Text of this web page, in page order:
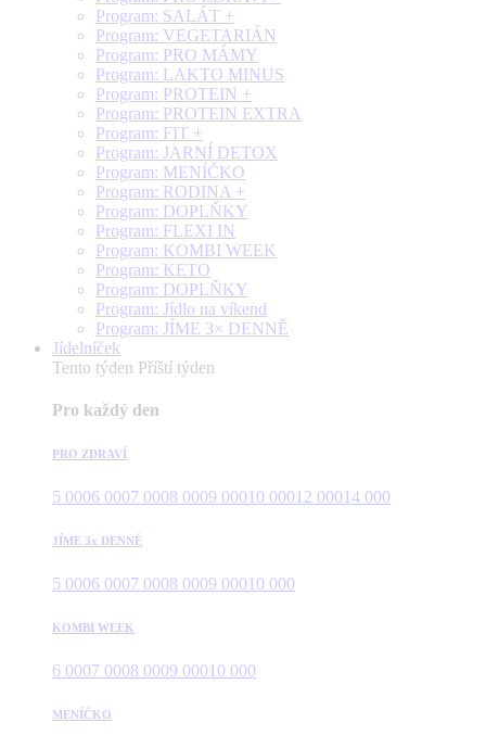
Program: SALÁT +
Program: VEGETARIÁN
Program: PRO MÁMY
Program: LAKTO MINUS
Program: PROTEIN +
Program: PROTEIN EXTRA
Program: FIT +
Program: JARNÍ DETOX
Program: MENÍČKO
Program: RODINA +
Program: DOPLŇKY
Program: FLEXI IN
Program: KOMBI WEEK
Program: KETO
Program: DOPLŇKY
Program: Jídlo na víkend
Program: JÍME 3× DENNĚ
Jídelníček
Tento týden Příští týden
Pro každý den
PRO ZDRAVÍ
5 0006 0007 0008 0009 00010 00012 00014 000
JÍME 3x DENNĚ
5 0006 0007 0008 0009 00010 000
KOMBI WEEK
6 0007 0008 0009 00010 000
MENÍČKO